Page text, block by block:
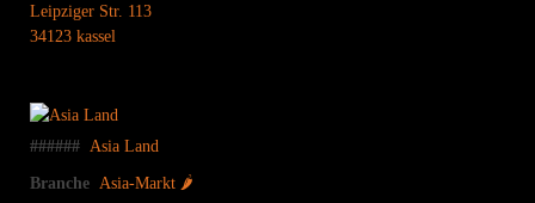
Leipziger Str. 113
34123 kassel
###### Asia Land
Branche Asia-Markt 🌶